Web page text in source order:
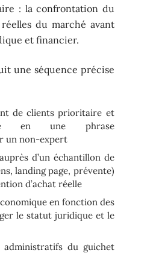
: la confrontation du
du marché avant
et financier.
une séquence précise
de clients prioritaire et
en une phrase
un non-expert
d’un échantillon de
landing page, prévente)
d’achat réelle
en fonction des
le statut juridique et le
du guichet